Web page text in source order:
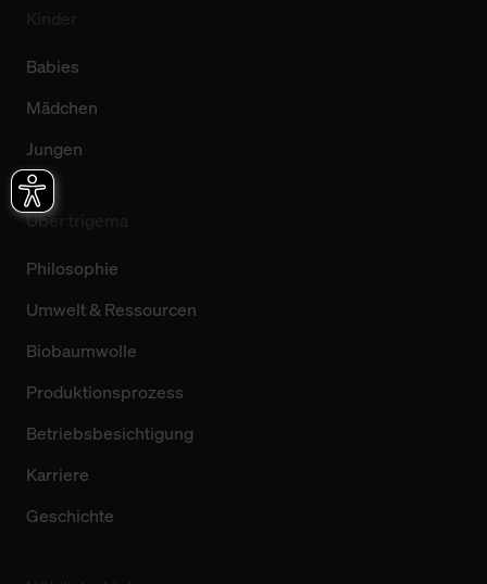
Babies
Mädchen
Jungen
Über trigema
Philosophie
Umwelt & Ressourcen
Biobaumwolle
Produktionsprozess
Betriebsbesichtigung
Karriere
Geschichte